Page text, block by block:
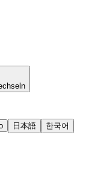
日本語
한국어